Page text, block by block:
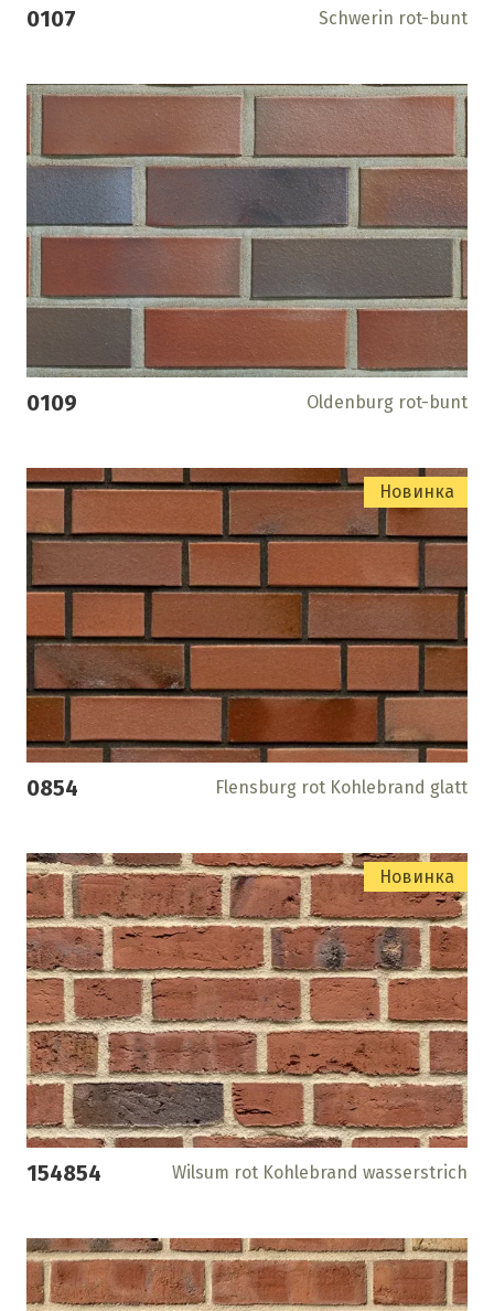
0107 Schwerin rot-bunt
0109 Oldenburg rot-bunt
Новинка
0854 Flensburg rot Kohlebrand glatt
Новинка
154854 Wilsum rot Kohlebrand wasserstrich